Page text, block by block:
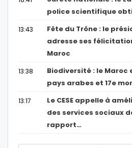
police scientifique
13:43
Fête du Trône : le
adresse ses
Maroc
13:38
Biodiversité : le Maroc
pays arabes et 17e
13:17
Le CESE appelle à
des services sociaux
rapport…